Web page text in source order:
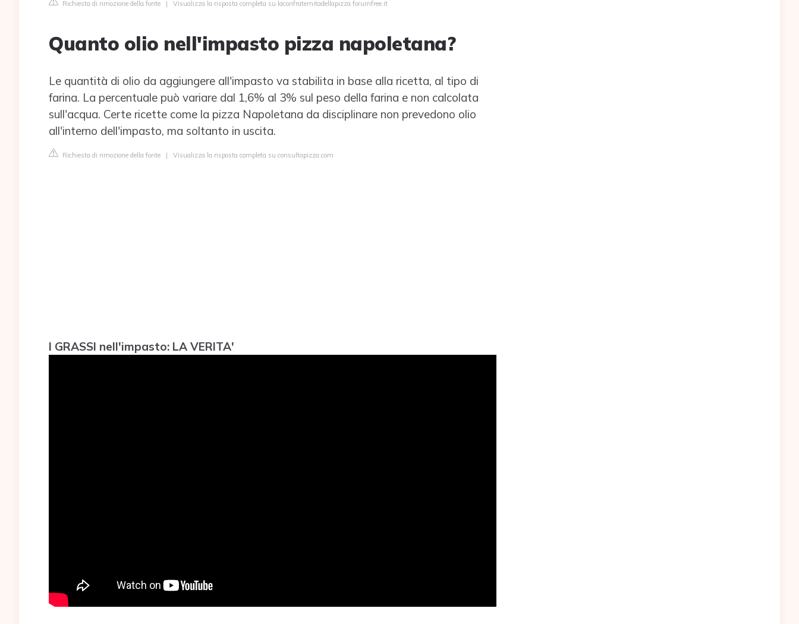
Richiesta di rimozione della fonte | Visualizza la risposta completa su laconfraternitadellapizza.forumfree.it
Quanto olio nell'impasto pizza napoletana?
Le quantità di olio da aggiungere all'impasto va stabilita in base alla ricetta, al tipo di
farina. La percentuale può variare dal 1,6% al 3% sul peso della farina e non calcolata
sull'acqua. Certe ricette come la pizza Napoletana da disciplinare non prevedono olio
all'interno dell'impasto, ma soltanto in uscita.
Richiesta di rimozione della fonte | Visualizza la risposta completa su consultapizza.com
I GRASSI nell'impasto: LA VERITA'